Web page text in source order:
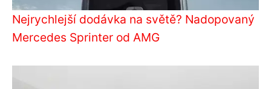
Nejrychlejší dodávka na světě? Nadopovaný
Mercedes Sprinter od AMG